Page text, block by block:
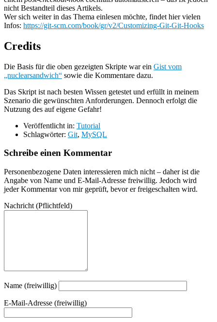
nicht Bestandteil dieses Artikels.
Wer sich weiter in das Thema einlesen möchte, findet hier vielen
Infos: https://git-scm.com/book/gr/v2/Customizing-Git-Git-Hooks
Credits
Die Basis für die oben gezeigten Skripte war ein Gist vom
„nuclearsandwich“ sowie die Kommentare dazu.
Das Skript ist nach besten Wissen getestet und erfüllt in meinem
Szenario die gewünschten Anforderungen. Dennoch erfolgt die
Nutzung des auf eigene Gefahr!
Veröffentlicht in: Tutorial
Schlagwörter: Git, MySQL
Schreibe einen Kommentar
Personenbezogene Daten interessieren mich nicht – daher ist die
Angabe von Name und E-Mail-Adresse freiwillig. Jedoch wird
jeder Kommentar von mir geprüft, bevor er freigeschalten wird.
Nachricht (Pflichtfeld)
Name (freiwillig)
E-Mail-Adresse (freiwillig)